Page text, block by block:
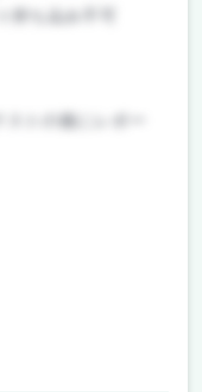
持ち込み不可
トの後にレポー